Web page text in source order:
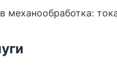
механообработка: